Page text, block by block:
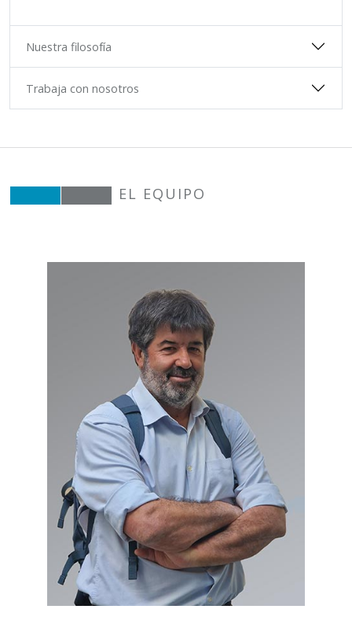
Nuestra filosofía
Trabaja con nosotros
EL EQUIPO